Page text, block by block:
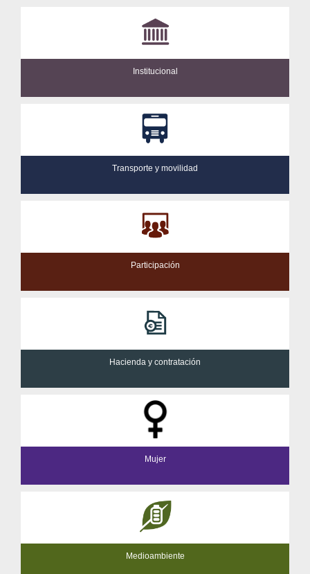
Institucional
Transporte y movilidad
Participación
Hacienda y contratación
Mujer
Medioambiente